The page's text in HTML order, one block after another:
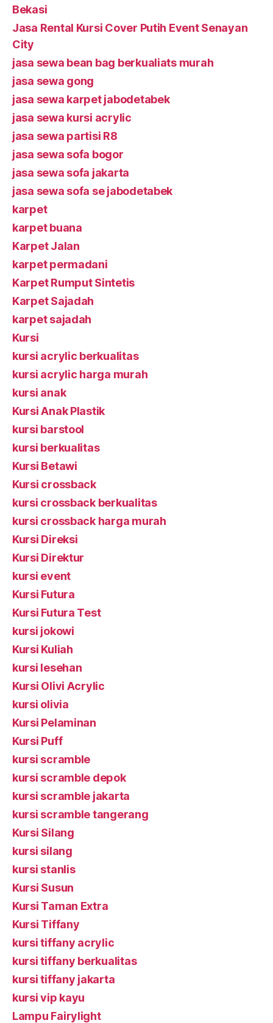
Bekasi
Jasa Rental Kursi Cover Putih Event Senayan
City
jasa sewa bean bag berkualiats murah
jasa sewa gong
jasa sewa karpet jabodetabek
jasa sewa kursi acrylic
jasa sewa partisi R8
jasa sewa sofa bogor
jasa sewa sofa jakarta
jasa sewa sofa se jabodetabek
karpet
karpet buana
Karpet Jalan
karpet permadani
Karpet Rumput Sintetis
Karpet Sajadah
karpet sajadah
Kursi
kursi acrylic berkualitas
kursi acrylic harga murah
kursi anak
Kursi Anak Plastik
kursi barstool
kursi berkualitas
Kursi Betawi
Kursi crossback
kursi crossback berkualitas
kursi crossback harga murah
Kursi Direksi
Kursi Direktur
kursi event
Kursi Futura
Kursi Futura Test
kursi jokowi
Kursi Kuliah
kursi lesehan
Kursi Olivi Acrylic
kursi olivia
Kursi Pelaminan
Kursi Puff
kursi scramble
kursi scramble depok
kursi scramble jakarta
kursi scramble tangerang
Kursi Silang
kursi silang
kursi stanlis
Kursi Susun
Kursi Taman Extra
Kursi Tiffany
kursi tiffany acrylic
kursi tiffany berkualitas
kursi tiffany jakarta
kursi vip kayu
Lampu Fairylight